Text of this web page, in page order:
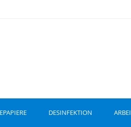
DESINFEKTION